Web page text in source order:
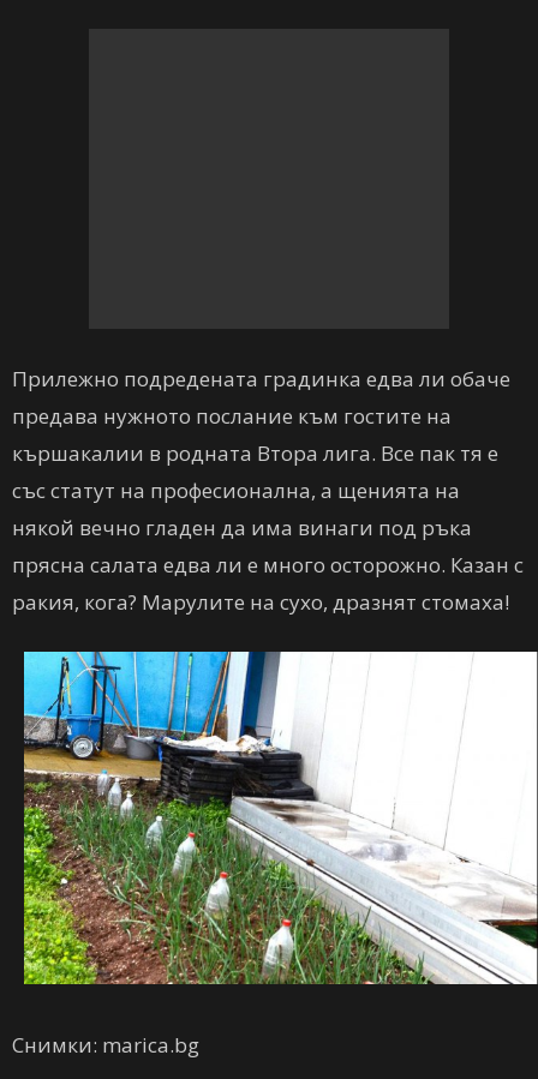
Прилежно подредената градинка едва ли обаче
предава нужното послание към гостите на
кършакалии в родната Втора лига. Все пак тя е
със статут на професионална, а щенията на
някой вечно гладен да има винаги под ръка
прясна салата едва ли е много осторожно. Казан с
ракия, кога? Марулите на сухо, дразнят стомаха!
Снимки: marica.bg